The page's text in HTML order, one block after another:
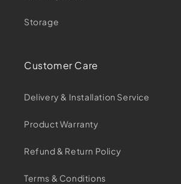
Storage
Customer Care
Delivery & Installation Service
Product Warranty
Refund & Return Policy
Terms & Conditions